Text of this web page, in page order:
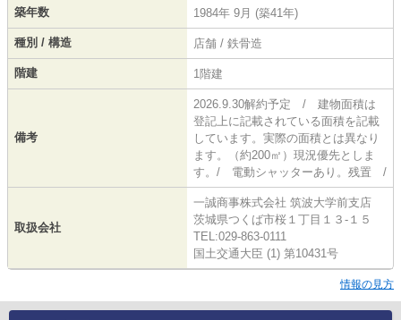
築年数 1984年 9月 (築41年)
種別 / 構造 店舗 / 鉄骨造
階建 1階建
備考
2026.9.30解約予定 / 建物面積は
登記上に記載されている面積を記載
しています。実際の面積とは異なり
ます。（約200㎡）現況優先としま
す。/ 電動シャッターあり。残置 /
取扱会社
一誠商事株式会社 筑波大学前支店
茨城県つくば市桜１丁目１３-１５
TEL:029-863-0111
国土交通大臣 (1) 第10431号
情報の見方